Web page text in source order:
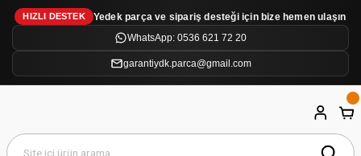
HIZLI DESTEK
Yedek parça ve sipariş desteği için bize hemen ulaşın
WhatsApp: 0536 621 72 20
garantiydk.parca@gmail.com